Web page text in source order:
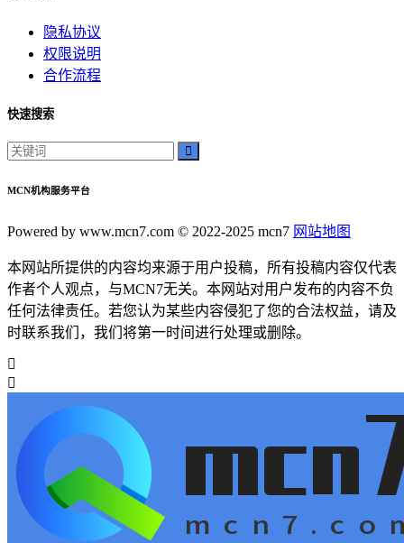
隐私协议
权限说明
合作流程
快速搜索
MCN机构服务平台
Powered by www.mcn7.com © 2022-2025 mcn7 网站地图
本网站所提供的内容均来源于用户投稿，所有投稿内容仅代表
作者个人观点，与MCN7无关。本网站对用户发布的内容不负
任何法律责任。若您认为某些内容侵犯了您的合法权益，请及
时联系我们，我们将第一时间进行处理或删除。